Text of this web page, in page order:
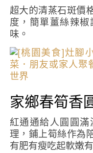
超大的清蒸石斑價
度，簡單薑絲辣
味。
家鄉春筍香
紅通通給人圓圓
理，鋪上筍絲作為
有肥有瘦吃起軟嫩